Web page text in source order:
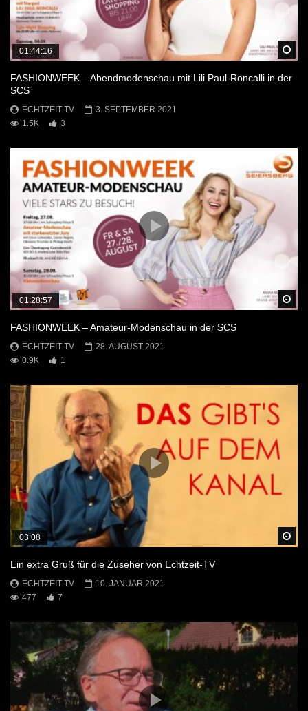
01:44:16
FASHIONWEEK – Abendmodenschau mit Lili Paul-Roncalli in der
SCS
ECHTZEIT-TV
3. SEPTEMBER 2021
1.5K
3
01:28:57
FASHIONWEEK – Amateur-Modenschau in der SCS
ECHTZEIT-TV
28. AUGUST 2021
0.9K
1
03:08
Ein extra Gruß für die Zuseher von Echtzeit-TV
ECHTZEIT-TV
10. JANUAR 2021
477
7